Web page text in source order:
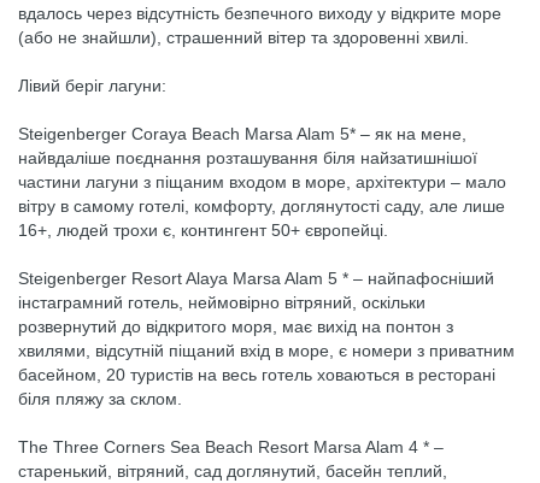
вдалось через відсутність безпечного виходу у відкрите море
(або не знайшли), страшенний вітер та здоровенні хвилі.
Лівий беріг лагуни:
Steigenberger Coraya Beach Marsa Alam 5* – як на мене,
найвдаліше поєднання розташування біля найзатишнішої
частини лагуни з піщаним входом в море, архітектури – мало
вітру в самому готелі, комфорту, доглянутості саду, але лише
16+, людей трохи є, контингент 50+ європейці.
Steigenberger Resort Alaya Marsa Alam 5 * – найпафосніший
інстаграмний готель, неймовірно вітряний, оскільки
розвернутий до відкритого моря, має вихід на понтон з
хвилями, відсутній піщаний вхід в море, є номери з приватним
басейном, 20 туристів на весь готель ховаються в ресторані
біля пляжу за склом.
The Three Corners Sea Beach Resort Marsa Alam 4 * –
старенький, вітряний, сад доглянутий, басейн теплий,